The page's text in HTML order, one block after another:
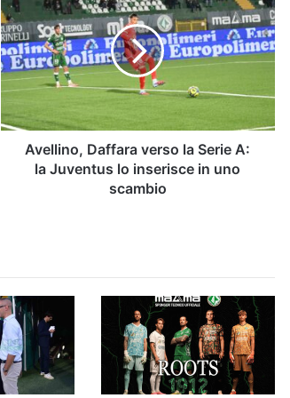
verso
la
Serie
A:
la
Juventus
lo
inserisce
Avellino, Daffara verso la Serie A:
la Juventus lo inserisce in uno
scambio